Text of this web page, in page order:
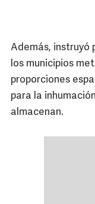
Además, instruyó
los municipios
proporciones
para la
almacenan.